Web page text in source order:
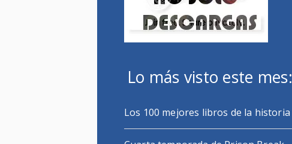
Lo más visto este mes:
Los 100 mejores libros de la historia